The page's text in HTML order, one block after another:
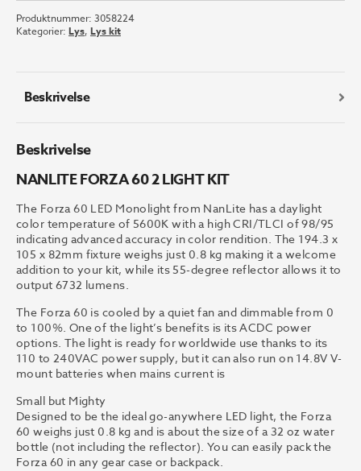
2
LIGHT
Produktnummer: 3058224
Kategorier: Lys, Lys kit
Beskrivelse
Beskrivelse
NANLITE FORZA 60 2 LIGHT KIT
The Forza 60 LED Monolight from NanLite has a daylight
color temperature of 5600K with a high CRI/TLCI of 98/95
indicating advanced accuracy in color rendition. The 194.3 x
105 x 82mm fixture weighs just 0.8 kg making it a welcome
addition to your kit, while its 55-degree reflector allows it to
output 6732 lumens.
The Forza 60 is cooled by a quiet fan and dimmable from 0
to 100%. One of the light’s benefits is its ACDC power
options. The light is ready for worldwide use thanks to its
110 to 240VAC power supply, but it can also run on 14.8V V-
mount batteries when mains current is
Small but Mighty
Designed to be the ideal go-anywhere LED light, the Forza
60 weighs just 0.8 kg and is about the size of a 32 oz water
bottle (not including the reflector). You can easily pack the
Forza 60 in any gear case or backpack.